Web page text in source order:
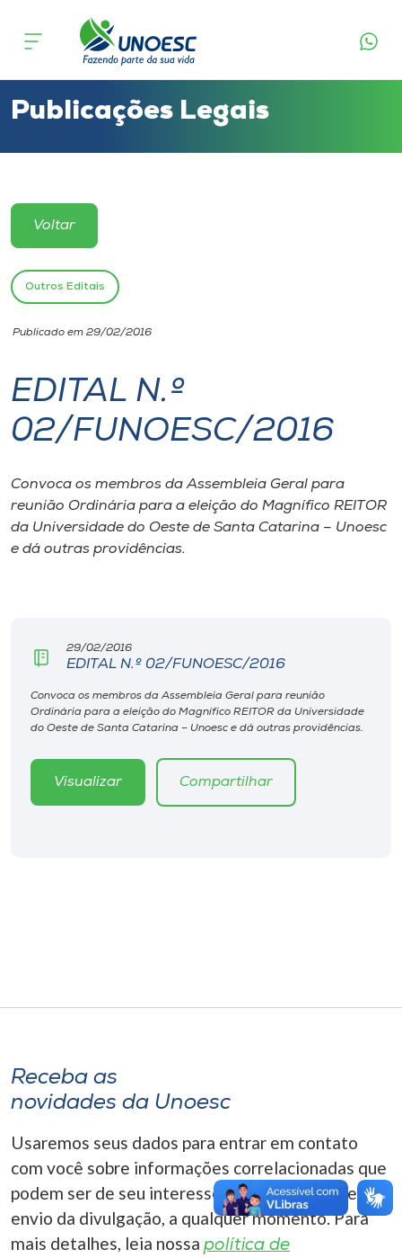
Cursos
Atendimento ao Estudante
Portal de Ensino
Unoesc
Internacionalização
I.nova
Diplomados
Cultura
Biblioteca
Editora
Rádio
A+
Publicações Legais
Voltar
Outros Editais
Publicado em 29/02/2016
EDITAL N.º
02/FUNOESC/2016
Convoca os membros da Assembleia Geral para
reunião Ordinária para a eleição do Magnífico REITOR
da Universidade do Oeste de Santa Catarina – Unoesc
e dá outras providências.
29/02/2016
EDITAL N.º 02/FUNOESC/2016
Convoca os membros da Assembleia Geral para reunião
Ordinária para a eleição do Magnífico REITOR da Universidade
do Oeste de Santa Catarina – Unoesc e dá outras providências.
Visualizar Compartilhar
Receba as
novidades da Unoesc
Usaremos seus dados para entrar em contato
com você sobre informações correlacionadas que
podem ser de seu interesse. Você pode cancelar o
envio da divulgação, a qualquer momento. Para
mais detalhes, leia nossa política de